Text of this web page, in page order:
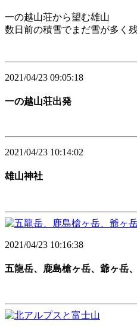
一の越山荘から望む雄山
数日前の積雪でまだ雪が多く
2021/04/23 09:05:18
一の越山荘出発
2021/04/23 10:14:02
雄山神社
2021/04/23 10:16:38
五龍岳、鹿島槍ヶ岳、爺ヶ岳